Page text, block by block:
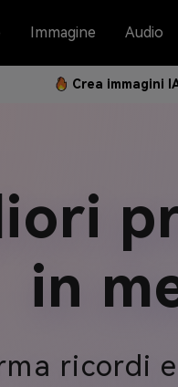
Immagine Audio
Crea immagini
in
ricordi